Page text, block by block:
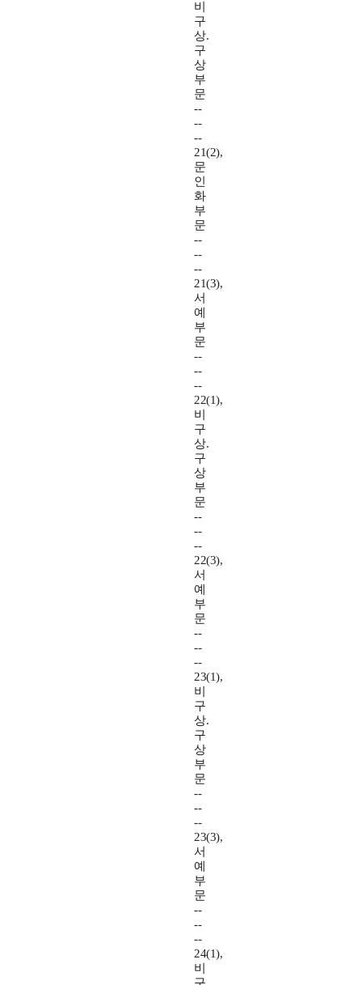
비
구
상.
구
상
부
문
--
--
--
21(2),
문
인
화
부
문
--
--
--
21(3),
서
예
부
문
--
--
--
22(1),
비
구
상.
구
상
부
문
--
--
--
22(3),
서
예
부
문
--
--
--
23(1),
비
구
상.
구
상
부
문
--
--
--
23(3),
서
예
부
문
--
--
--
24(1),
비